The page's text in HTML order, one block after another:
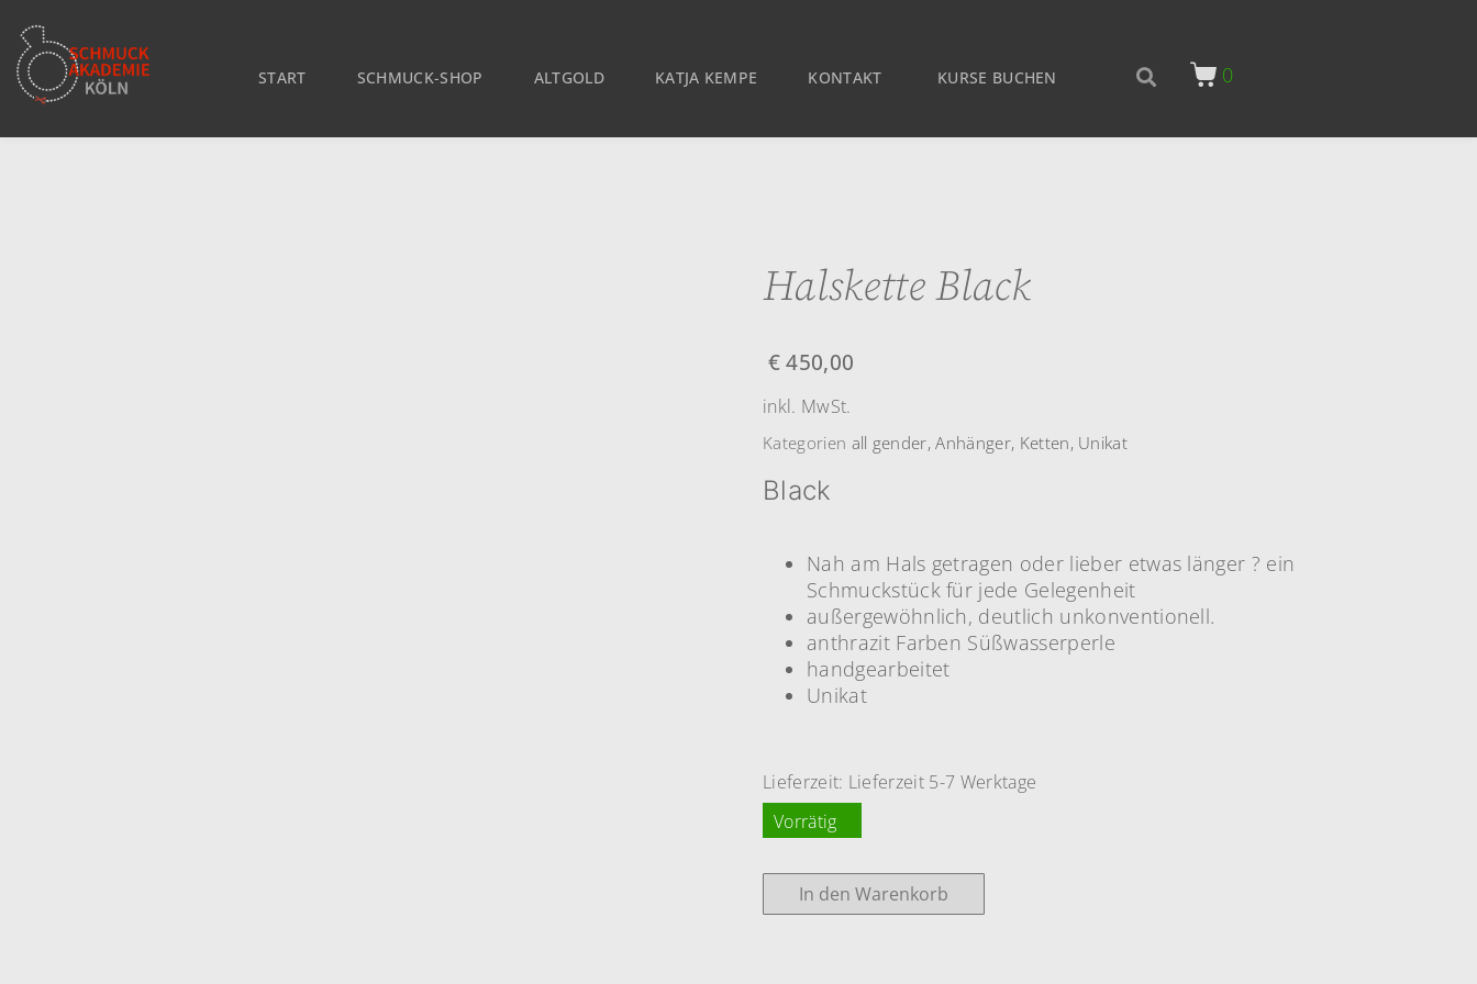
START SCHMUCK-SHOP ALTGOLD KATJA KEMPE KONTAKT KURSE BUCHEN 0
Halskette Black
€450,00
inkl. MwSt.
Kategorien all gender,Anhänger, Ketten, Unikat
Black
Nah am Hals getragen oder lieber etwas länger ? ein
Schmuckstück für jede Gelegenheit
außergewöhnlich, deutlich unkonventionell.
anthrazit Farben Süßwasserperle
handgearbeitet
Unikat
Lieferzeit: Lieferzeit 5-7 Werktage
Vorrätig
In den Warenkorb